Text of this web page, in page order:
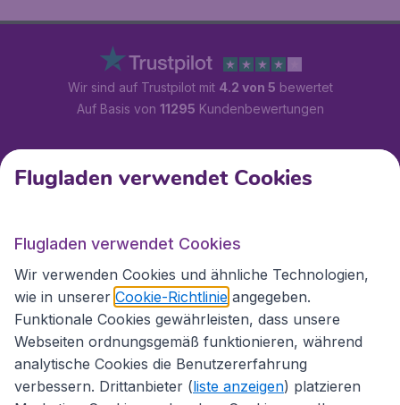
Wir sind auf Trustpilot mit 4.2 von 5 bewertet
Auf Basis von 11295 Kundenbewertungen
Kundenservice
Flugladen.at
Internationale Webseiten
Flugladen verwendet Cookies
Flugladen verwendet Cookies
Wir verwenden Cookies und ähnliche Technologien,
wie in unserer Cookie-Richtlinie angegeben.
Funktionale Cookies gewährleisten, dass unsere
Webseiten ordnungsgemäß funktionieren, während
analytische Cookies die Benutzererfahrung
verbessern. Drittanbieter (liste anzeigen) platzieren